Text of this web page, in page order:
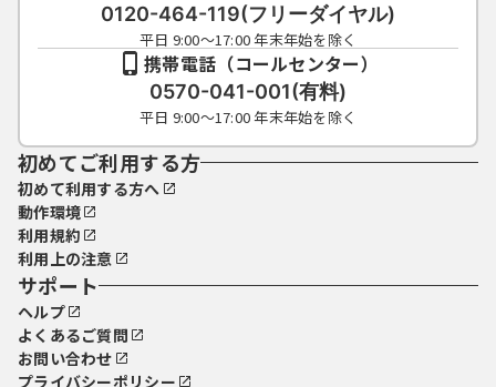
0120-464-119(フリーダイヤル)
平日 9:00～17:00 年末年始を除く
携帯電話（コールセンター）
0570-041-001(有料)
平日 9:00～17:00 年末年始を除く
初めてご利用する方
初めて利用する方へ
動作環境
利用規約
利用上の注意
サポート
ヘルプ
よくあるご質問
お問い合わせ
プライバシーポリシー